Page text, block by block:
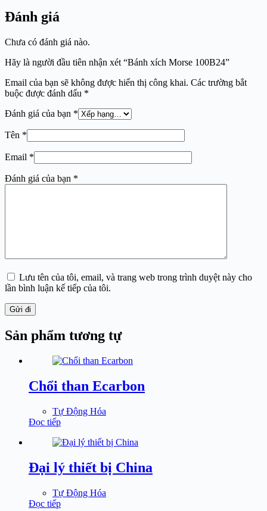
Đánh giá
Chưa có đánh giá nào.
Hãy là người đầu tiên nhận xét “Bánh xích Morse 100B24”
Email của bạn sẽ không được hiển thị công khai. Các trường bắt
buộc được đánh dấu *
Đánh giá của bạn *
Tên *
Email *
Đánh giá của bạn *
Lưu tên của tôi, email, và trang web trong trình duyệt này cho
lần bình luận kế tiếp của tôi.
Gửi đi
Sản phẩm tương tự
Chổi than Ecarbon
Tự Động Hóa
Đọc tiếp
Đại lý thiết bị China
Tự Động Hóa
Đọc tiếp